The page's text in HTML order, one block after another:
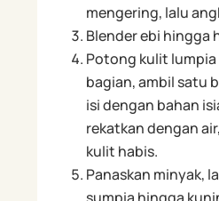
mengering, lalu
Blender ebi hingga
Potong kulit lumpia
bagian, ambil satu
isi dengan bahan
rekatkan dengan
kulit habis.
Panaskan minyak,